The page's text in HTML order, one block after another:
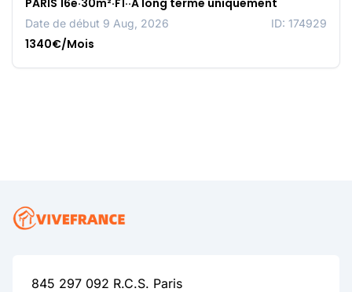
PARIS 16e·30m²·F1··A long terme uniquement
Date de début 9 Aug, 2026 ID: 174929
1340€/Mois
845 297 092 R.C.S. Paris